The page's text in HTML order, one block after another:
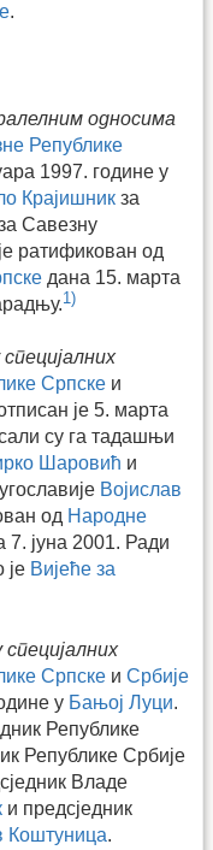
.
односима
Републике
1997. године у
Крајишник за
Савезну
ратификован од
дана 15. марта
1)
Српске и
је 5. марта
су га тадашњи
Шаровић и
Војислав
од Народне
7. јуна 2001. Ради
је Вијеће за
Српске и Србије
у Бањој Луци.
Републике
Републике Србије
Владе
и предсједник
Коштуница.